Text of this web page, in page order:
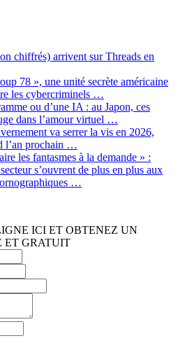
chiffrés) arrivent sur Threads en
78 », une unité secrète américaine
les cybercriminels …
ou d’une IA : au Japon, ces
dans l’amour virtuel …
va serrer la vis en 2026,
l’an prochain …
les fantasmes à la demande » :
s’ouvrent de plus en plus aux
…
ICI ET OBTENEZ UN
ET GRATUIT